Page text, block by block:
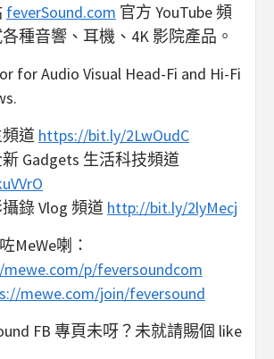
feverSound.com 官方 YouTube 頻
種音響、耳機、4K 影院產品。
for Audio Visual Head-Fi and Hi-Fi
道 https://bit.ly/2LwOudC
Gadgets 生活科技頻道
錄 Vlog 頻道 http://bit.ly/2lyMecj
MeWe喇：
p/feversoundcom
mewe.com/join/feversound
FB 專頁未呀？未就請賜個 like